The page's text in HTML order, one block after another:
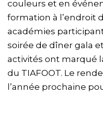
couleurs et en
formation à l’endroit
académies
soirée de dîner gala
activités ont marqué
du TIAFOOT. Le
l’année prochaine